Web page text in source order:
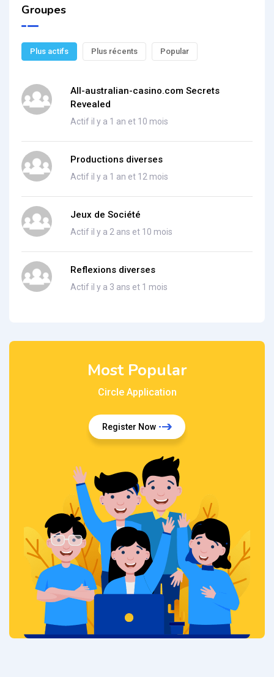
Groupes
Plus actifs Plus récents Popular
All-australian-casino.com Secrets
Revealed
Actif il y a 1 an et 10 mois
Productions diverses
Actif il y a 1 an et 12 mois
Jeux de Société
Actif il y a 2 ans et 10 mois
Reflexions diverses
Actif il y a 3 ans et 1 mois
Most Popular
Circle Application
Register Now